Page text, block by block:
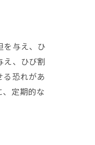
を与え、ひ
え、ひび割
恐れがあ
定期的な